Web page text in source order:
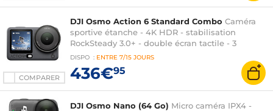
COMPARER
DJI Osmo Action 6 Standard Combo Caméra
sportive étanche - 4K HDR - stabilisation
RockSteady 3.0+ - double écran tactile - 3
microphones - WiFi 6/Bluetooth 5.1 - Stockage 50
Go - batterie 1950 mAh
DISPO : ENTRE 7/15 JOURS
436€95
DJI Osmo Nano (64 Go) Micro caméra IPX4 -